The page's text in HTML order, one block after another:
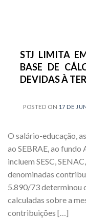
STJ LIMITA
BASE DE
DEVIDAS À
POSTED ON 17 DE
O salário-educação,
ao SEBRAE, ao fundo
incluem SESC,
denominadas
5.890/73 determinou
calculadas sobre a
contribuições […]